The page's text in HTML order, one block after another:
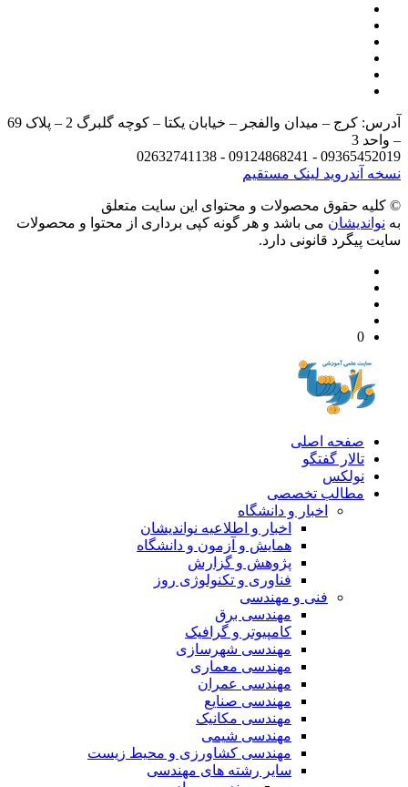
آدرس: کرج – میدان والفجر – خیابان یکتا – کوچه گلبرگ 2 – پلاک 69
3
09365452019 - 09124868241 -
آندرویدلینک مستقیم
حقوق محصولات و محتوای اين سایت متعلق
می باشد و هر گونه کپی برداری از محتوا و محصولات
پیگرد قانونی دارد.
صفحه اصلی
تالار گفتگو
نولکس
مطالب تخصصی
اخبار و دانشگاه
اخبار و اطلاعیه نواندیشان
همایش و آزمون و دانشگاه
پژوهش و گزارش
فناوری و تکنولوژی روز
فنی و مهندسی
مهندسی برق
کامپیوتر و گرافیک
مهندسی شهرسازی
مهندسی معماری
مهندسی عمران
مهندسی صنایع
مهندسی مکانیک
مهندسی شیمی
مهندسی کشاورزی و محیط زیست
سایر رشته های مهندسی